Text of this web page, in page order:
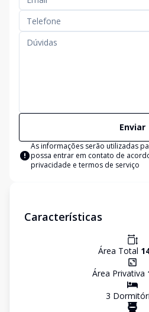
Enviar
As informações serão utilizadas
possa entrar em contato de
privacidade e termos de serviço
Características
Área Total
Área Privativa
3